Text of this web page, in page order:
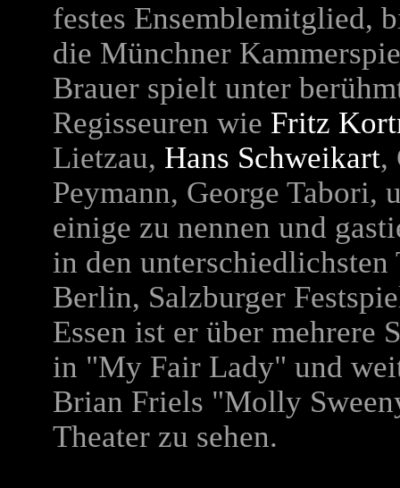
festes Ensemblemitglied,
die Münchner
Brauer spielt unter
Regisseuren wie Fritz
Lietzau, Hans Schweikart,
Peymann, George Tabori,
einige zu nennen und
in den
Berlin, Salzburger
Essen ist er über mehrere
in "My Fair Lady" und
Brian Friels "Molly
Theater zu sehen.